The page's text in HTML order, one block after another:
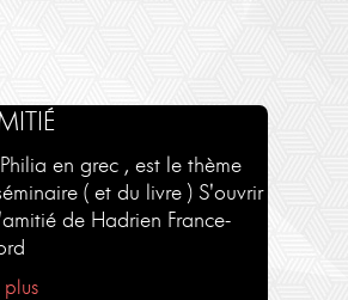
- COURS
de séminaires en
en exclusivité sur
D'UN LIVRE
d'ouvrages par
en grec , est le thème
( et du livre ) S'ouvrir
de Hadrien France-